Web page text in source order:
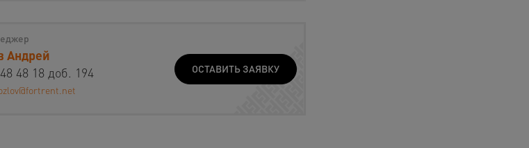
Андрей
48 18 доб. 194
ОСТАВИТЬ ЗАЯВКУ